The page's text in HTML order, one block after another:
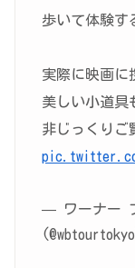
歩いて体験す
実際に映画に
美しい小道具
非じっくりご
— ワーナー